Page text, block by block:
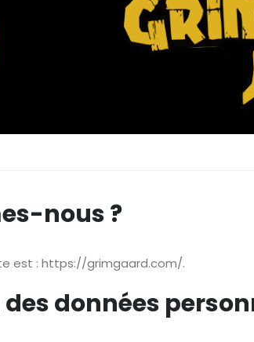
nous ?
est : https://grimgaard.com/.
données